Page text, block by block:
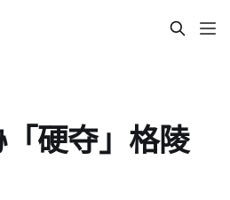
硬夺」格陵